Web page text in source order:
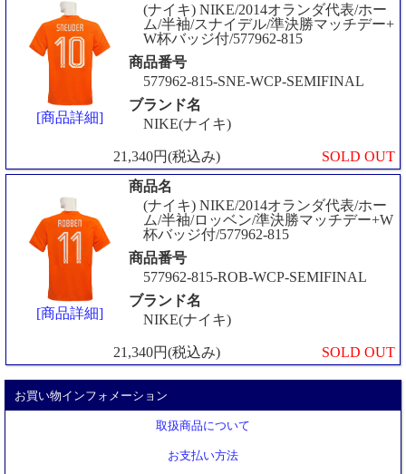
[商品詳細]
(ナイキ) NIKE/2014オランダ代表/ホー
ム/半袖/スナイデル/準決勝マッチデー+
W杯バッジ付/577962-815
商品番号
577962-815-SNE-WCP-SEMIFINAL
ブランド名
NIKE(ナイキ)
21,340円(税込み) SOLD OUT
[商品詳細]
商品名
(ナイキ) NIKE/2014オランダ代表/ホー
ム/半袖/ロッベン/準決勝マッチデー+W
杯バッジ付/577962-815
商品番号
577962-815-ROB-WCP-SEMIFINAL
ブランド名
NIKE(ナイキ)
21,340円(税込み) SOLD OUT
お買い物インフォメーション
取扱商品について
お支払い方法